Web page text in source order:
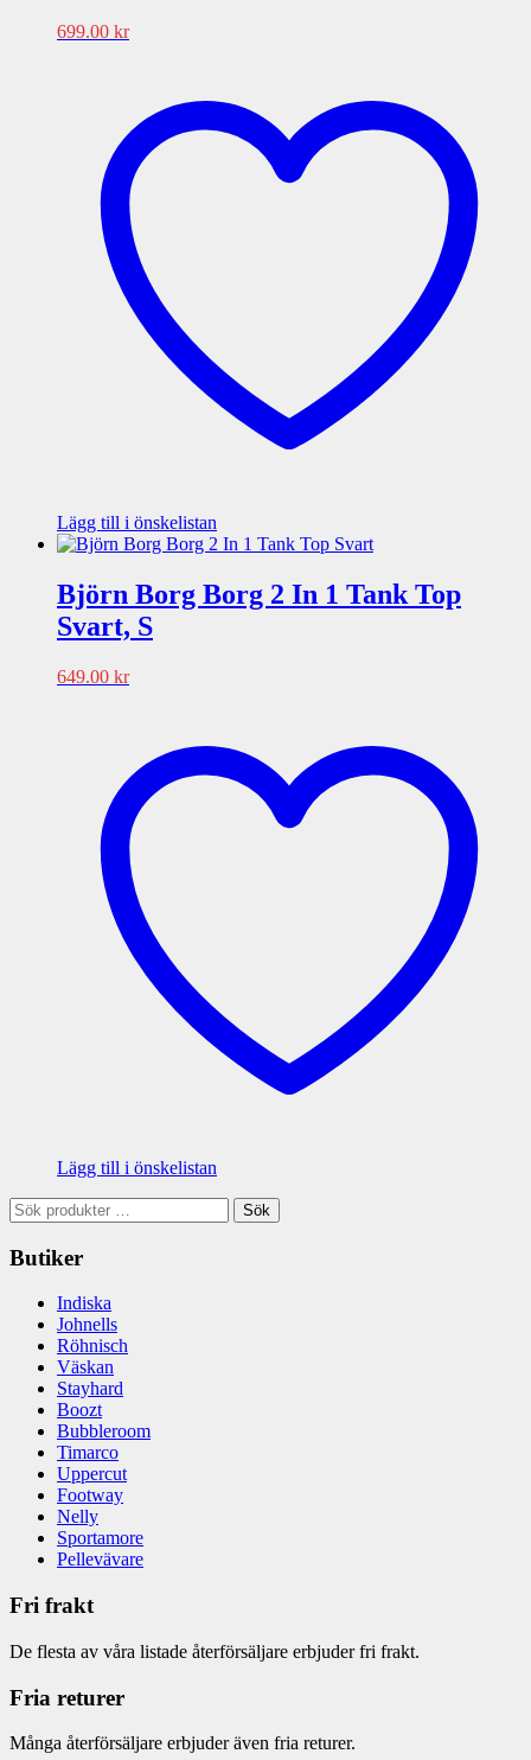
699.00 kr
Lägg till i önskelistan
Björn Borg Borg 2 In 1 Tank Top
Svart, S
649.00 kr
Lägg till i önskelistan
Sök
efter:
Sök
Butiker
Indiska
Johnells
Röhnisch
Väskan
Stayhard
Boozt
Bubbleroom
Timarco
Uppercut
Footway
Nelly
Sportamore
Pellevävare
Fri frakt
De flesta av våra listade återförsäljare erbjuder fri frakt.
Fria returer
Många återförsäljare erbjuder även fria returer.